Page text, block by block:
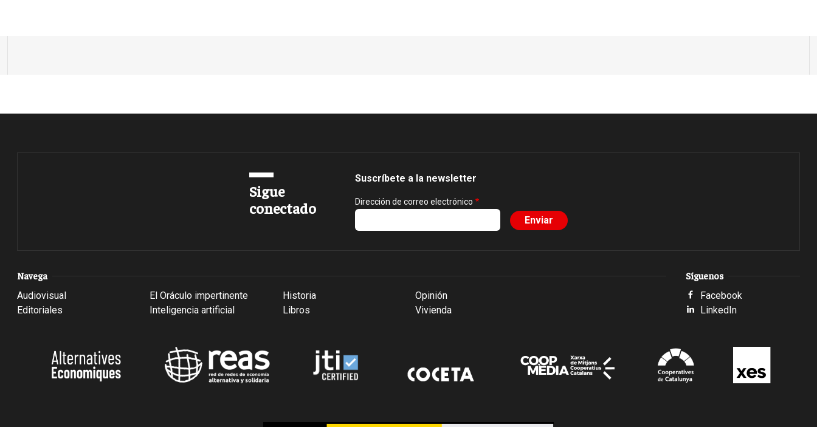
Sigue
conectado
Suscríbete a la newsletter
Dirección de correo electrónico
Navega
Audiovisual
Editoriales
El Oráculo impertinente
Inteligencia artificial
Historia
Libros
Opinión
Vivienda
Síguenos
Facebook
LinkedIn